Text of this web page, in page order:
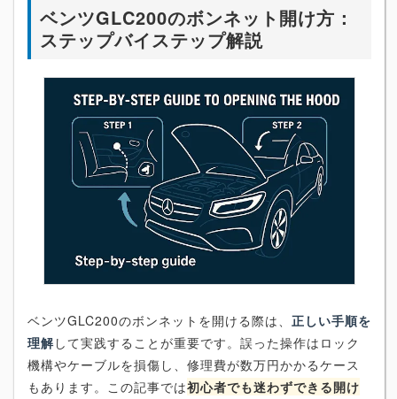
ベンツGLC200のボンネット開け方：
ステップバイステップ解説
ベンツGLC200のボンネットを開ける際は、 正しい手順を
理解して実践することが重要です。誤った操作はロック
機構やケーブルを損傷し、修理費が数万円かかるケース
もあります。この記事では初心者でも迷わずできる開け